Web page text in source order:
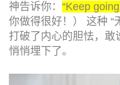
神告诉你： “Keep
你做得很好！） 这种 “
打破了内心的胆怯，
悄悄埋下了。